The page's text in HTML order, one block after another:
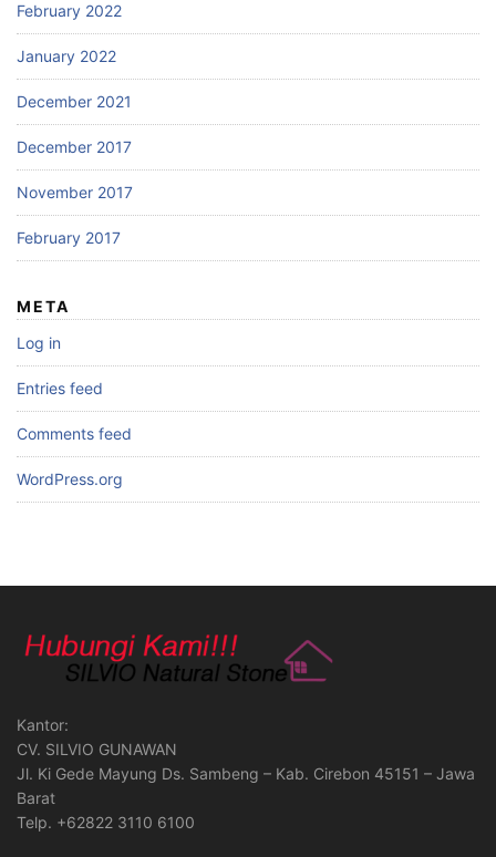
February 2022
January 2022
December 2021
December 2017
November 2017
February 2017
META
Log in
Entries feed
Comments feed
WordPress.org
Kantor:
CV. SILVIO GUNAWAN
Jl. Ki Gede Mayung Ds. Sambeng – Kab. Cirebon 45151 – Jawa
Barat
Telp. +62822 3110 6100